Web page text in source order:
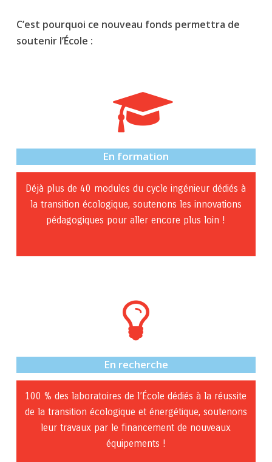
C’est pourquoi ce nouveau fonds permettra de
soutenir l’École :
En formation
Déjà plus de 40 modules du cycle ingénieur dédiés à
la transition écologique, soutenons les innovations
pédagogiques pour aller encore plus loin !
En recherche
100 % des laboratoires de l’École dédiés à la réussite
de la transition écologique et énergétique, soutenons
leur travaux par le financement de nouveaux
équipements !